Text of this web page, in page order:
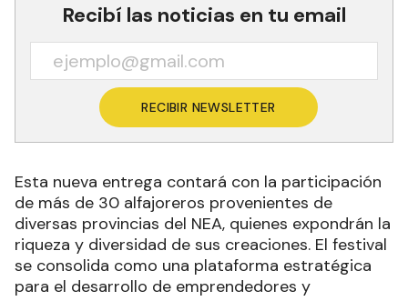
Recibí las noticias en tu email
RECIBIR NEWSLETTER
Esta nueva entrega contará con la participación
de más de 30 alfajoreros provenientes de
diversas provincias del NEA, quienes expondrán la
riqueza y diversidad de sus creaciones. El festival
se consolida como una plataforma estratégica
para el desarrollo de emprendedores y